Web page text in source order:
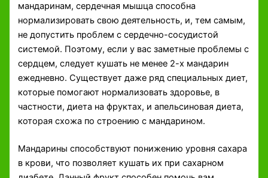
мандаринам, сердечная мышца способна
нормализировать свою деятельность, и, тем самым,
не допустить проблем с сердечно-сосудистой
системой. Поэтому, если у вас заметные проблемы с
сердцем, следует кушать не менее 2-х мандарин
ежедневно. Существует даже ряд специальных диет,
которые помогают нормализовать здоровье, в
частности, диета на фруктах, и апельсиновая диета,
которая схожа по строению с мандарином.
Мандарины способствуют понижению уровня сахара
в крови, что позволяет кушать их при сахарном